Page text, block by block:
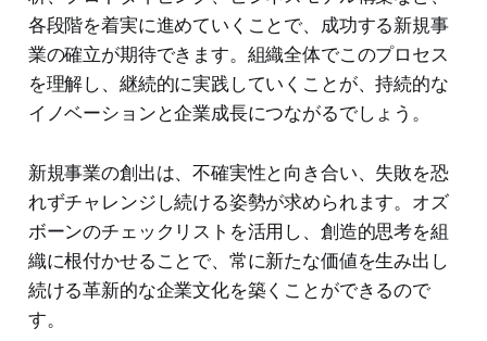
各段階を着実に進めていくことで、成功する新規事
業の確立が期待できます。組織全体でこのプロセス
を理解し、継続的に実践していくことが、持続的な
イノベーションと企業成長につながるでしょう。
新規事業の創出は、不確実性と向き合い、失敗を恐
れずチャレンジし続ける姿勢が求められます。オズ
ボーンのチェックリストを活用し、創造的思考を組
織に根付かせることで、常に新たな価値を生み出し
続ける革新的な企業文化を築くことができるので
す。